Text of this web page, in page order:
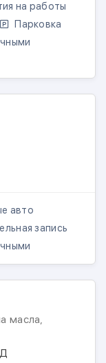
на работы
Парковка
авто
запись
масла,